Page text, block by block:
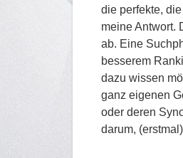
die perfekte,
meine Antwort.
ab. Eine
besserem
dazu wissen
ganz eigenen
oder deren
darum,